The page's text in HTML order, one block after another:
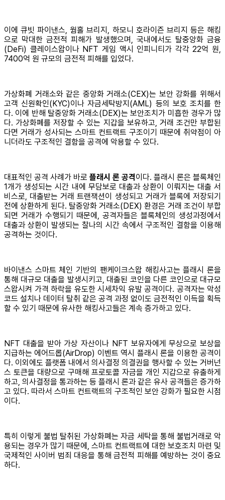
이에 큐빗 파이낸스, 웜홀 브리지, 하모니 호라이즌 브리지 등은 해킹
으로 막대한 금전적 피해가 발생했으며, 국내에서도 탈중앙화 금융
(DeFi) 클레이스왑이나 NFT 게임 액시 인피니티가 각각 22억 원,
7400억 원 규모의 금전적 피해를 입었다.
가상화폐 거래소와 같은 중앙화 거래소(CEX)는 보안 강화를 위해서
고객 신원확인(KYC)이나 자금세탁방지(AML) 등의 보호 조치를 한
다. 이에 반해 탈중앙화 거래소(DEX)는 보안조치가 미흡한 경우가 많
다. 가상화폐를 저장할 수 있는 지갑을 보유하고, 거래 조건만 부합된
다면 거래가 성사되는 스마트 컨트랙트 구조이기 때문에 취약점이 아
니더라도 구조적인 결함을 공격에 악용할 수 있다.
대표적인 공격 사례가 바로 플래시 론 공격이다. 플래시 론은 블록체인
1개가 생성되는 시간 내에 무담보로 대출과 상환이 이뤄지는 대출 서
비스로, 대출받는 거래 트랜잭션이 생성되고 거래가 블록에 저장되기
전에 상환하게 된다. 탈중앙화 거래소(DEX) 환경은 거래 조건이 부합
되면 거래가 수행되기 때문에, 공격자들은 블록체인의 생성과정에서
대출과 상환이 발생되는 찰나의 시간 속에서 구조적인 결함을 이용해
공격하는 것이다.
바이낸스 스마트 체인 기반의 팬케이크스왑 해킹사고는 플래시 론을
통해 대규모 대출을 발생시키고, 대출된 코인을 다른 코인으로 대규모
스왑시켜 가격 하락을 유도한 시세차익 유발 공격이다. 공격자는 악성
코드 설치나 데이터 탈취 같은 공격 과정 없이도 금전적인 이득을 획득
할 수 있기 때문에 유사한 해킹사고들은 계속 증가하고 있다.
NFT 대출을 받아 가상 자산이나 NFT 보유자에게 무상으로 보상을
지급하는 에어드롭(AirDrop) 이벤트 역시 플래시 론을 이용한 공격이
다. 이외에도 플랫폼 내에서 의사결정 의결권을 행사할 수 있는 거버넌
스 토큰을 대량으로 구매해 프로토콜 자금을 개인 지갑으로 유출하게
하고, 의사결정을 통과하는 등 플래시 론과 같은 유사 공격들은 증가하
고 있다. 따라서 스마트 컨트랙트의 구조적인 보안 강화가 필요한 시점
이다.
특히 이렇게 불법 탈취된 가상화폐는 자금 세탁을 통해 불법거래로 악
용되는 경우가 많기 때문에, 스마트 컨트랙트에 대한 보호조치 마련 및
국제적인 사이버 범죄 대응을 통해 금전적 피해를 예방하는 것이 중요
하다.